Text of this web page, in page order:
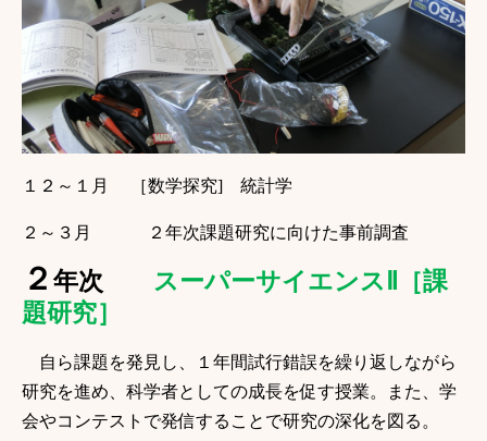
１２～１月 ［数学探究] 統計学
２～３月 ２年次課題研究に向けた事前調査
２ 年次 スーパーサイエンス ［課
題研究］
自ら課題を発見し、１年間試行錯誤を繰り返しながら
研究を進め、科学者としての成長を促す授業。また、学
会やコンテストで発信することで研究の深化を図る。